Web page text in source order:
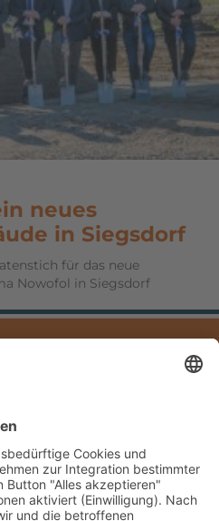
neues
in Siegsdorf
für das neue
Nowofol in Siegsdorf